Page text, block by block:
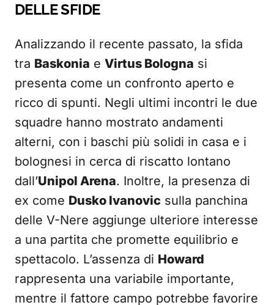
DELLE SFIDE
Analizzando il recente passato, la sfida
tra Baskonia e Virtus Bologna si
presenta come un confronto aperto e
ricco di spunti. Negli ultimi incontri le due
squadre hanno mostrato andamenti
alterni, con i baschi più solidi in casa e i
bolognesi in cerca di riscatto lontano
dall’Unipol Arena. Inoltre, la presenza di
ex come Dusko Ivanovic sulla panchina
delle V-Nere aggiunge ulteriore interesse
a una partita che promette equilibrio e
spettacolo. L’assenza di Howard
rappresenta una variabile importante,
mentre il fattore campo potrebbe favorire